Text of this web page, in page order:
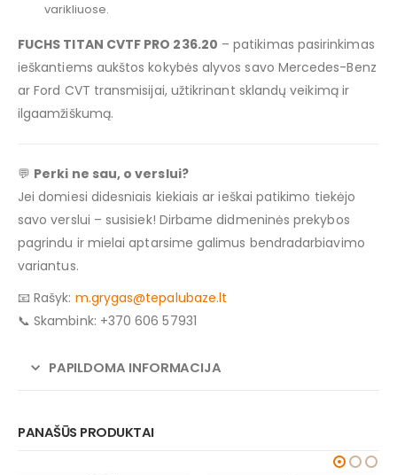
varikliuose.
FUCHS TITAN CVTF PRO 236.20 – patikimas pasirinkimas
ieškantiems aukštos kokybės alyvos savo Mercedes-Benz
ar Ford CVT transmisijai, užtikrinant sklandų veikimą ir
ilgaamžiškumą.
💬 Perki ne sau, o verslui?
Jei domiesi didesniais kiekiais ar ieškai patikimo tiekėjo
savo verslui – susisiek! Dirbame didmeninės prekybos
pagrindu ir mielai aptarsime galimus bendradarbiavimo
variantus.
📧 Rašyk: m.grygas@tepalubaze.lt
📞 Skambink: +370 606 57931
PAPILDOMA INFORMACIJA
PANAŠŪS PRODUKTAI